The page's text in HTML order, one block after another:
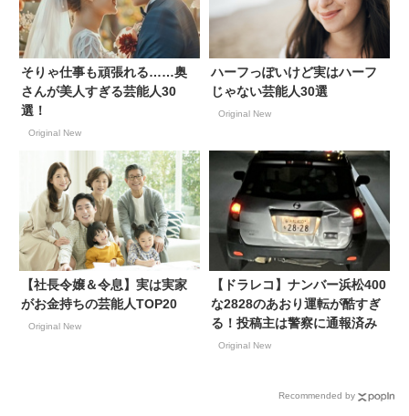
そりゃ仕事も頑張れる……奥
さんが美人すぎる芸能人30
選！
Original New
ハーフっぽいけど実はハーフ
じゃない芸能人30選
Original New
【社長令嬢＆令息】実は実家
がお金持ちの芸能人TOP20
Original New
【ドラレコ】ナンバー浜松400
な2828のあおり運転が酷すぎ
る！投稿主は警察に通報済み
Original New
Recommended by